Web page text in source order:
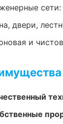
сети:
двери,
и